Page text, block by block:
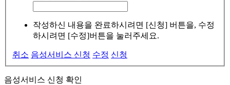
작성하신 내용을 완료하시려면 [신청] 버튼을, 수정
하시려면 [수정]버튼을 눌러주세요.
취소 음성서비스 신청 수정 신청
음성서비스 신청 확인